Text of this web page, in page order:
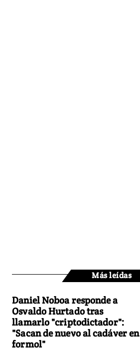
Más leídas
Daniel Noboa responde a
Osvaldo Hurtado tras
llamarlo "criptodictador":
"Sacan de nuevo al cadáver en
formol"